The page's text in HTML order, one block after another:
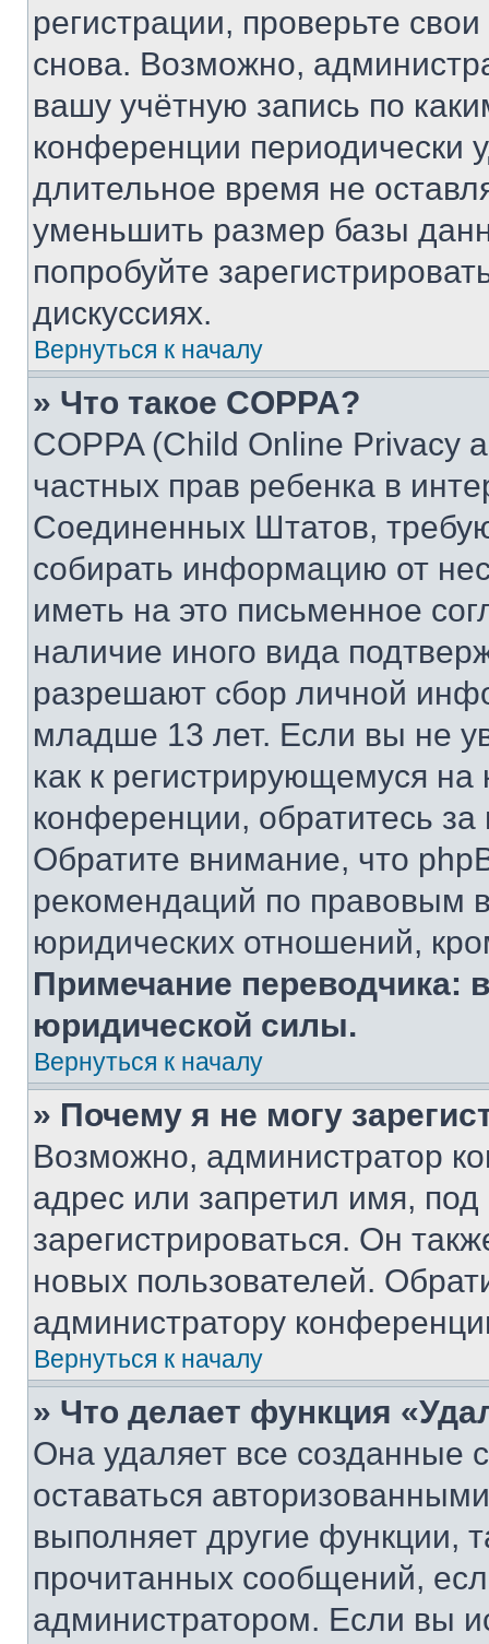
регистрации, проверьте
снова. Возможно,
вашу учётную запись по
конференции периодически
длительное время не
уменьшить размер базы
попробуйте
дискуссиях.
Вернуться к началу
» Что такое COPPA?
COPPA (Child Online Privacy
частных прав ребенка в
Соединенных Штатов,
собирать информацию от
иметь на это письменное
наличие иного вида
разрешают сбор личной
младше 13 лет. Если вы не
как к регистрирующемуся
конференции, обратитесь
Обратите внимание, что
рекомендаций по правовым
юридических отношений,
Примечание переводчика:
юридической силы.
Вернуться к началу
» Почему я не могу
Возможно, администратор
адрес или запретил имя,
зарегистрироваться. Он
новых пользователей.
администратору
Вернуться к началу
» Что делает функция
Она удаляет все созданные
оставаться
выполняет другие функции,
прочитанных сообщений,
администратором. Если вы